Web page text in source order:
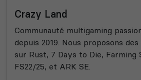
Crazy Land
Communauté multigaming
depuis 2019. Nous proposons
sur Rust, 7 Days to Die, Farming
FS22/25, et ARK SE.